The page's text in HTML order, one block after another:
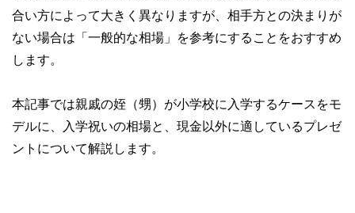
合い方によって大きく異なりますが、相手方との決まりが
ない場合は「一般的な相場」を参考にすることをおすすめ
します。
本記事では親戚の姪（甥）が小学校に入学するケースをモ
デルに、入学祝いの相場と、現金以外に適しているプレゼ
ントについて解説します。